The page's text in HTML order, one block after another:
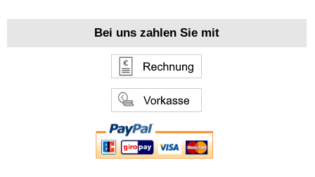
Bei uns zahlen Sie mit